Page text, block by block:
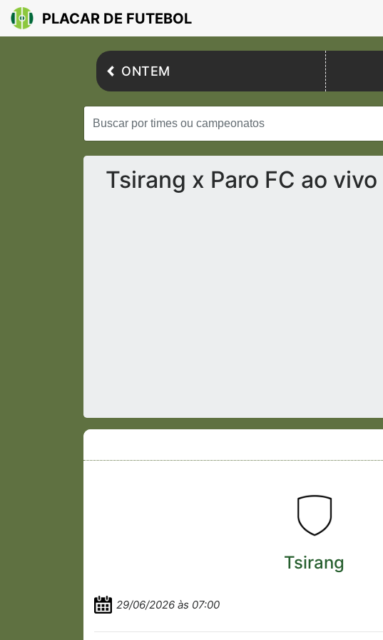
PLACAR DE FUTEBOL
ONTEM
Tsirang x Paro FC ao vivo
Tsirang
29/06/2026 às 07:00